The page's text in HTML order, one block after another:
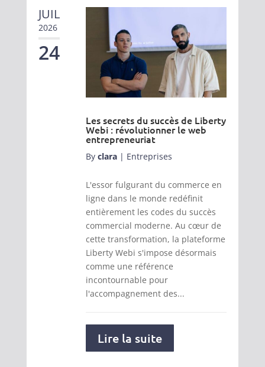
JUIL
2026
24
Les secrets du succès de Liberty
Webi : révolutionner le web
entrepreneuriat
By clara| Entreprises
L'essor fulgurant du commerce en
ligne dans le monde redéfinit
entièrement les codes du succès
commercial moderne. Au cœur de
cette transformation, la plateforme
Liberty Webi s'impose désormais
comme une référence
incontournable pour
l'accompagnement des...
Lire la suite